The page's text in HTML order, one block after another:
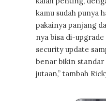
kamu sudah punya
pakainya panjang
nya bisa di-
security update
benar bikin standar
jutaan,” tambah